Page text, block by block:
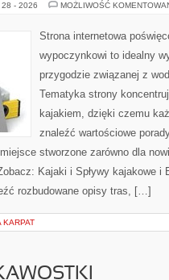
28 - 2026 MOŻLIWOŚĆ
Strona internetowa
wypoczynkowi to idealny
przygodzie związanej z
Tematyka strony
kajakiem, dzięki czemu
znaleźć wartościowe
stworzone zarówno dla
Kajaki i Spływy kajakowe i
rozbudowane opisy tras, […]
KARPAT